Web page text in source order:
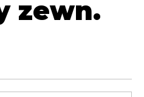
zewn.